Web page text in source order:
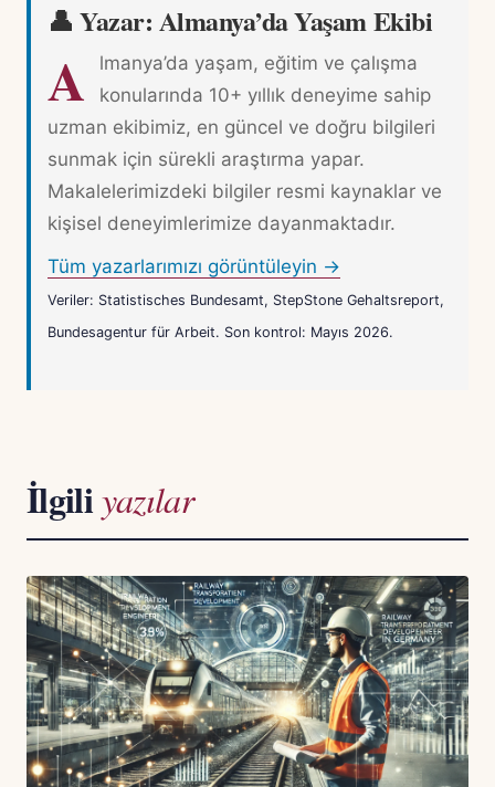
👤 Yazar: Almanya’da Yaşam Ekibi
A
lmanya’da yaşam, eğitim ve çalışma
konularında 10+ yıllık deneyime sahip
uzman ekibimiz, en güncel ve doğru bilgileri
sunmak için sürekli araştırma yapar.
Makalelerimizdeki bilgiler resmi kaynaklar ve
kişisel deneyimlerimize dayanmaktadır.
Tüm yazarlarımızı görüntüleyin →
Veriler: Statistisches Bundesamt, StepStone Gehaltsreport,
Bundesagentur für Arbeit. Son kontrol: Mayıs 2026.
İlgiliyazılar